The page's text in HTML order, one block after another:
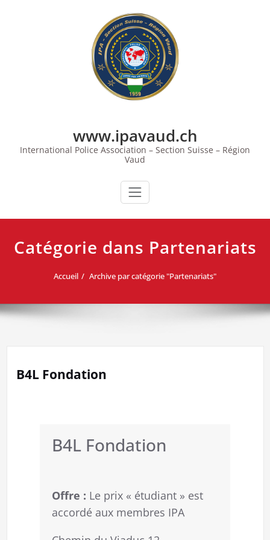
www.ipavaud.ch
International Police Association – Section Suisse – Région
Vaud
Catégorie dans Partenariats
Accueil Archive par catégorie "Partenariats"
B4L Fondation
B4L Fondation
Offre : Le prix « étudiant » est
accordé aux membres IPA